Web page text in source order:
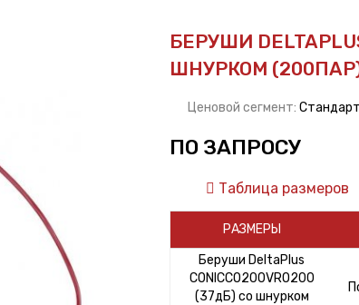
БЕРУШИ
ШНУРКОМ
Ценовой сегмент: Стандарт
ПО ЗАПРОСУ
Таблица размеров
РАЗМЕРЫ
Беруши DeltaPlus
CONICCO200VRO200
(37дБ) со шнурком